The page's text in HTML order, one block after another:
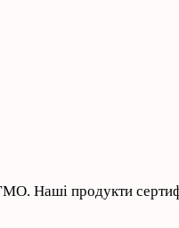
Наші продукти